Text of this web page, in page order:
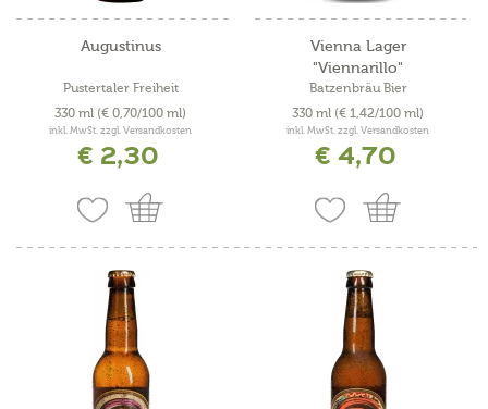
Augustinus
Pustertaler Freiheit
330 ml (€ 0,70/100 ml)
inkl. MwSt. zzgl. Versandkosten
€ 2,30
Vienna Lager
"Viennarillo"
Batzenbräu Bier
330 ml (€ 1,42/100 ml)
inkl. MwSt. zzgl. Versandkosten
€ 4,70